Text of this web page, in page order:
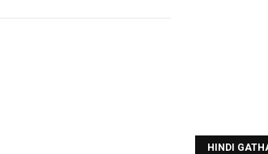
HINDI